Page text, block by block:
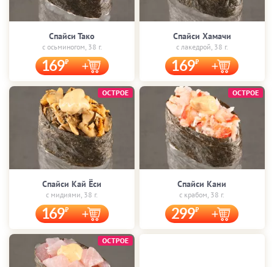
Спайси Тако
с осьминогом, 38 г.
169
Спайси Хамачи
с лакедрой, 38 г.
169
Спайси Кай Ёси
с мидиями, 38 г.
169
ОСТРОЕ
Спайси Кани
с крабом, 38 г.
299
ОСТРОЕ
ОСТРОЕ